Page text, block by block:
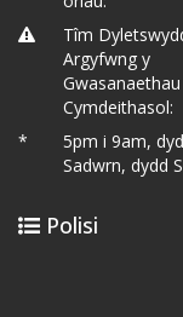
Tîm
Argyfwng y
Gwasanaethau
Cymdeithasol:
*
5pm i 9am,
Sadwrn, dydd
Polisi